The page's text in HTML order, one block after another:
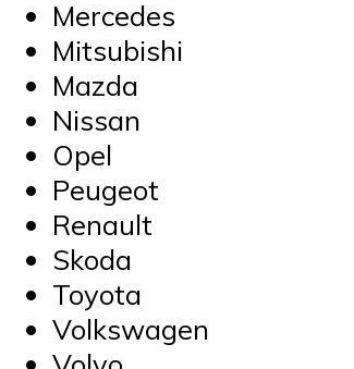
Mercedes
Mitsubishi
Mazda
Nissan
Opel
Peugeot
Renault
Skoda
Toyota
Volkswagen